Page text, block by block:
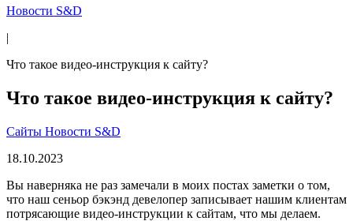
Новости S&D
|
Что такое видео-инструкция к сайту?
Что такое видео-инструкция к сайту?
Сайты Новости S&D
18.10.2023
Вы наверняка не раз замечали в моих постах заметки о том,
что наш сеньор бэкэнд девелопер записывает нашим клиентам
потрясающие видео-инструкции к сайтам, что мы делаем.